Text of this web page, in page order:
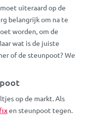
uiteraard op de
belangrijk om na te
worden, om de
wat is de juiste
of de steunpoot? We
op de markt. Als
en steunpoot tegen.